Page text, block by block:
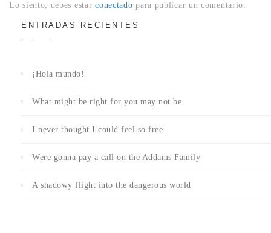
Lo siento, debes estarconectado para publicar un comentario.
ENTRADAS RECIENTES
¡Hola mundo!
What might be right for you may not be
I never thought I could feel so free
Were gonna pay a call on the Addams Family
A shadowy flight into the dangerous world